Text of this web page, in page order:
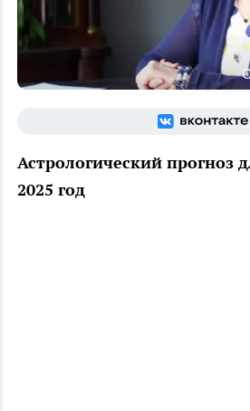
Астрологический прогноз
2025 год